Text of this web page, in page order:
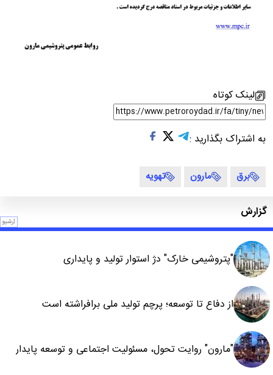
لینک کوتاه
به اشتراک بگذارید :
برق مارون تهویه
گزارش
آرشیو
"پتروشیمی خارک" دژ استوار تولید و پایداری
از دفاع تا توسعه؛ پرچم تولید ملی برافراشته است
"مارون" روایت تحول، مسئولیت اجتماعی و توسعه پایدار